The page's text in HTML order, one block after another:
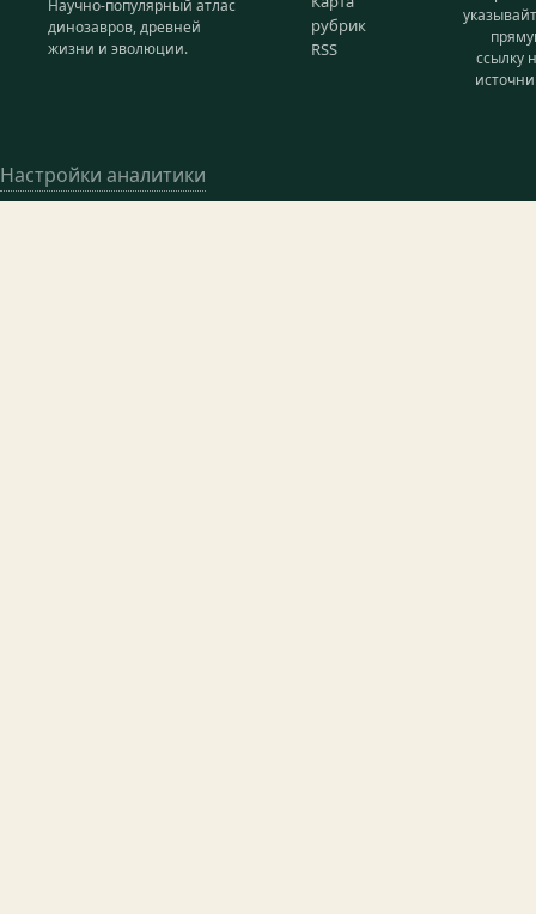
Научно-популярный атлас
динозавров, древней
жизни и эволюции.
рубрик
RSS
ссылку
Настройки аналитики